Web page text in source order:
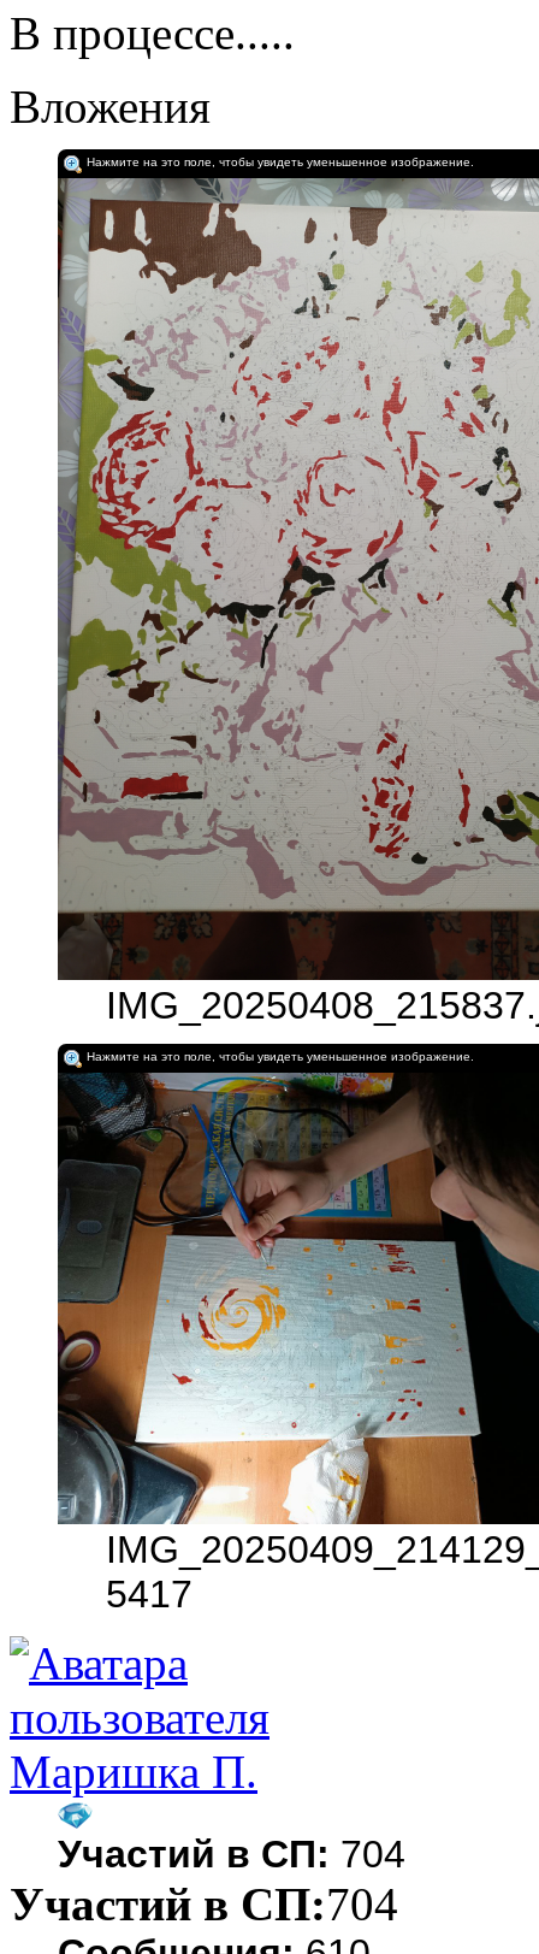
В процессе.....
Вложения
Нажмите на это поле, чтобы увидеть уменьшенное изображение.
Нажмите на это поле, чтобы увидеть уменьшенное изображение.
5417
Маришка П.
Участий в СП: 704
Участий в СП:704